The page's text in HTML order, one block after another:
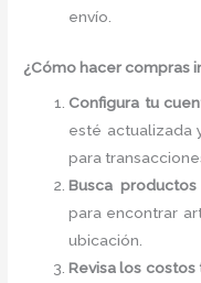
envío.
¿Cómo hacer compras
Configura tu
esté actualizada
para
Busca
para encontrar
ubicación.
Revisa los